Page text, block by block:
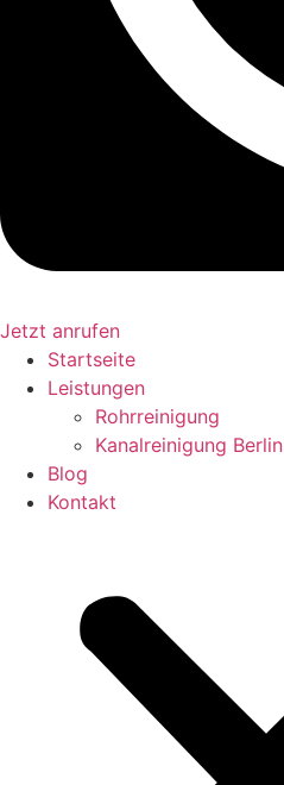
Jetzt anrufen
Startseite
Leistungen
Rohrreinigung
Kanalreinigung Berlin
Blog
Kontakt